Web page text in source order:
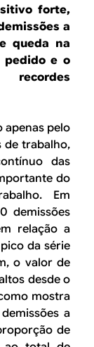
forte,
a
queda na
pedido e o
recordes
apenas pelo
de trabalho,
das
do
Em
demissões
relação a
da série
o valor de
desde o
mostra
a
de